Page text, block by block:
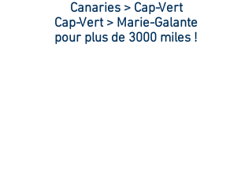
Canaries > Cap-Vert
Cap-Vert > Marie-Galante
pour plus de 3000 miles !